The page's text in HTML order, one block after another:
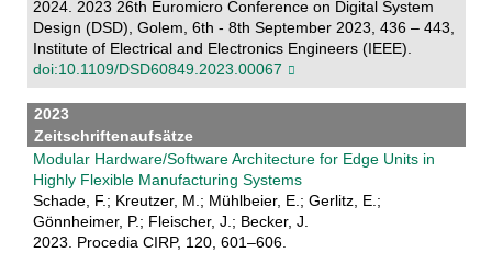
2024. 2023 26th Euromicro Conference on Digital System
Design (DSD), Golem, 6th - 8th September 2023, 436 – 443,
Institute of Electrical and Electronics Engineers (IEEE).
doi:10.1109/DSD60849.2023.00067
2023
Zeitschriftenaufsätze
Modular Hardware/Software Architecture for Edge Units in
Highly Flexible Manufacturing Systems
Schade, F.; Kreutzer, M.; Mühlbeier, E.; Gerlitz, E.;
Gönnheimer, P.; Fleischer, J.; Becker, J.
2023. Procedia CIRP, 120, 601–606.